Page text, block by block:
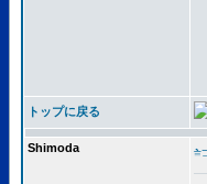
トップに戻る
Shimoda